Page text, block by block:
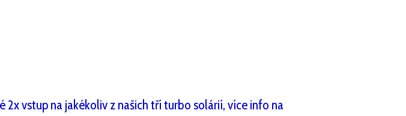
vstup na jakékoliv z našich tří turbo solárií, více info na